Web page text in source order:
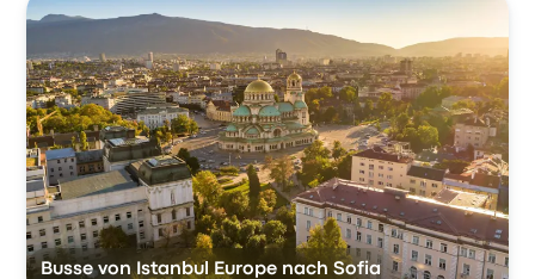
Busse von Istanbul Europe nach Sofia